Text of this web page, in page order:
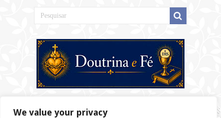
We value your privacy
Doutrina e Fé